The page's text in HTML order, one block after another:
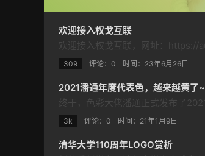
欢迎接入权戈互联
309 评论：0 时间： 23年6月26日
2021潘通年度代表色，越来越黄了~
3k 评论：0 时间： 21年1月9日
清华大学110周年LOGO赏析